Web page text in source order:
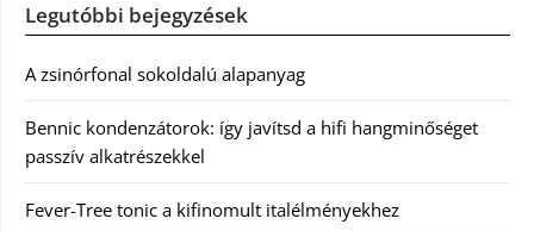
Legutóbbi bejegyzések
A zsinórfonal sokoldalú alapanyag
Bennic kondenzátorok: így javítsd a hifi hangminőséget
passzív alkatrészekkel
Fever-Tree tonic a kifinomult italélményekhez